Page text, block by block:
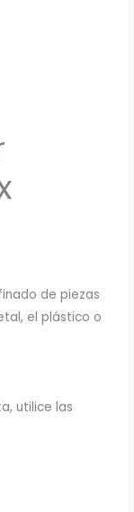
de piezas
el plástico o
utilice las